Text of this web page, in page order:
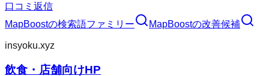
口コミ返信
MapBoostの検索語ファミリー MapBoostの改善候補
insyoku.xyz
飲食・店舗向けHP